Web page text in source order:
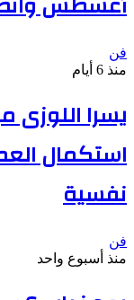
فن
منذ 6 أيام
يسرا
استكمال
نفسية
فن
منذ أسبوع واحد